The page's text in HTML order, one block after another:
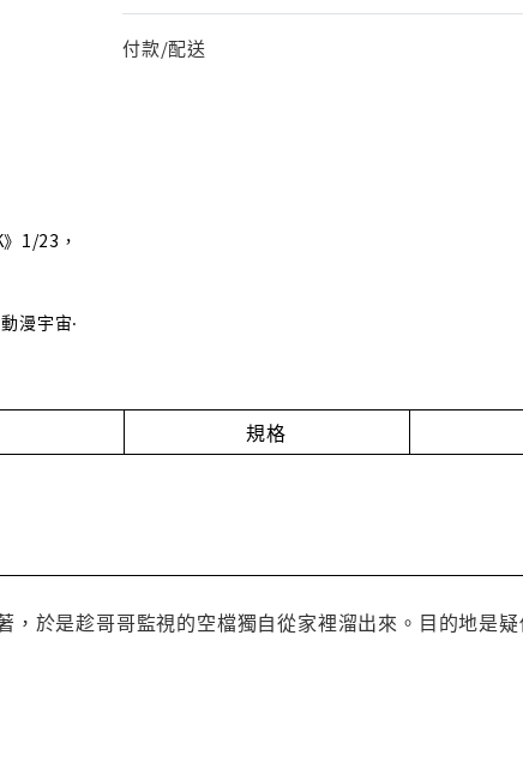
1/23，
漫宇宙‧
付款/配送
規格
於是趁哥哥監視的空檔獨自從家裡溜出來。目的地是